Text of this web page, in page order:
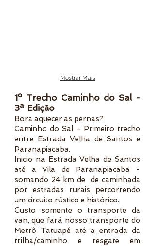
Mostrar Mais
1º Trecho Caminho do Sal -
3ª Edição
Bora aquecer as pernas?
Caminho do Sal - Primeiro trecho
entre Estrada Velha de Santos e
Paranapiacaba.
Inicio na Estrada Velha de Santos
até a Vila de Paranapiacaba -
somando 24 km de de caminhada
por estradas rurais percorrendo
um circuito rústico e histórico.
Custo somente o transporte da
van, que fará nosso transporte do
Metrô Tatuapé até a entrada da
trilha/caminho e resgate em